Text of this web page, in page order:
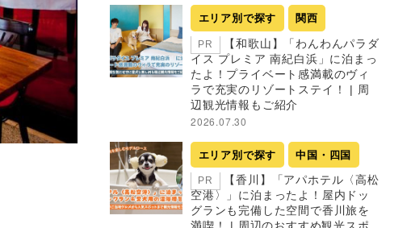
エリア別で探す 関西
PR
【和歌山】「わんわんパラダ
イス プレミア 南紀白浜」に泊まっ
たよ！プライベート感満載のヴィ
ラで充実のリゾートステイ！ | 周
辺観光情報もご紹介
2026.07.30
エリア別で探す 中国・四国
PR
【香川】「アパホテル〈高松
空港〉」に泊まったよ！屋内ドッ
グランも完備した空間で香川旅を